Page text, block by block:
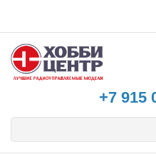
+7 915